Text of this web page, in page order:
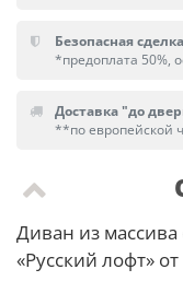
Безопасная
*предоплата 50%,
Доставка "до
**по европейской
Диван из
«Русский лофт»